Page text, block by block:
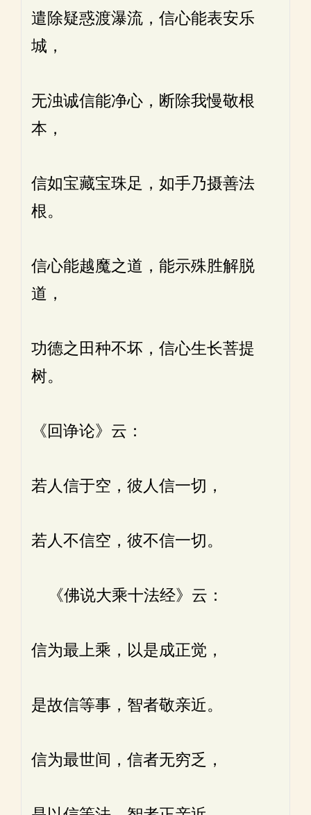
遣除疑惑渡瀑流，信心能表安乐
城，
无浊诚信能净心，断除我慢敬根
本，
信如宝藏宝珠足，如手乃摄善法
根。
信心能越魔之道，能示殊胜解脱
道，
功德之田种不坏，信心生长菩提
树。
《回诤论》云：
若人信于空，彼人信一切，
若人不信空，彼不信一切。
《佛说大乘十法经》云：
信为最上乘，以是成正觉，
是故信等事，智者敬亲近。
信为最世间，信者无穷乏，